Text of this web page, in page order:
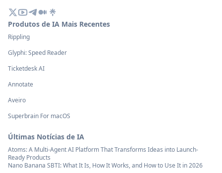
Produtos de IA Mais Recentes
Rippling
Glyphi: Speed Reader
Ticketdesk AI
Annotate
Aveiro
Superbrain For macOS
Últimas Notícias de IA
Atoms: A Multi-Agent AI Platform That Transforms Ideas into Launch-
Ready Products
Nano Banana SBTI: What It Is, How It Works, and How to Use It in 2026